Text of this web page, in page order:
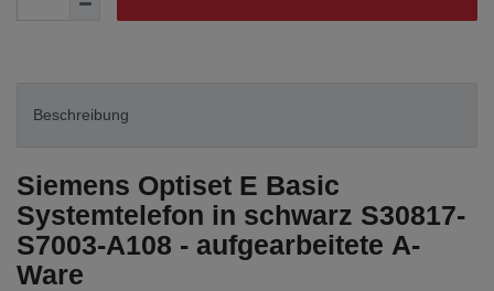
Beschreibung
Siemens Optiset E Basic
Systemtelefon in schwarz S30817-
S7003-A108 - aufgearbeitete A-
Ware